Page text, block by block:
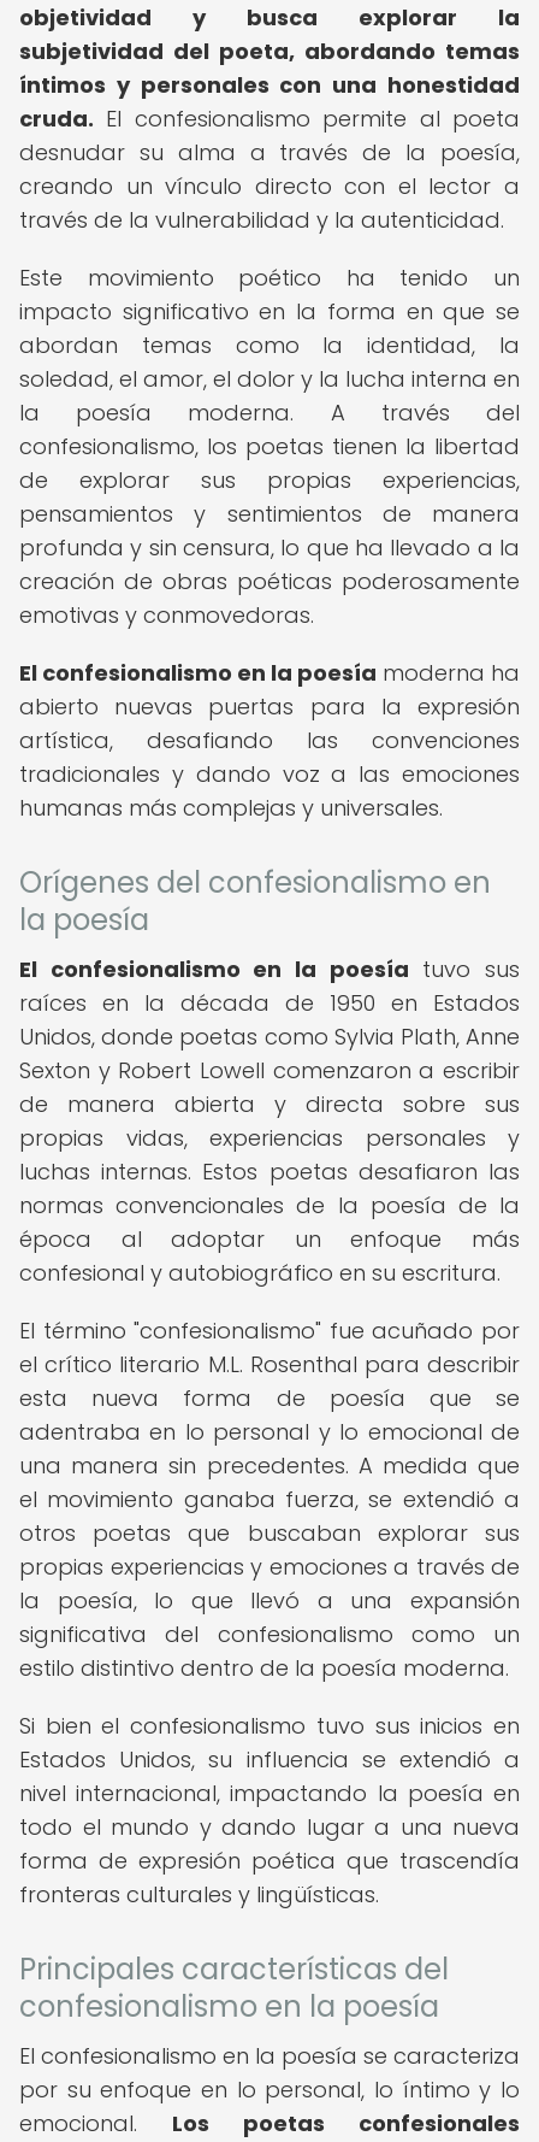
objetividad y busca explorar la
subjetividad del poeta, abordando temas
íntimos y personales con una honestidad
cruda. El confesionalismo permite al poeta
desnudar su alma a través de la poesía,
creando un vínculo directo con el lector a
través de la vulnerabilidad y la autenticidad.
Este movimiento poético ha tenido un
impacto significativo en la forma en que se
abordan temas como la identidad, la
soledad, el amor, el dolor y la lucha interna en
la poesía moderna. A través del
confesionalismo, los poetas tienen la libertad
de explorar sus propias experiencias,
pensamientos y sentimientos de manera
profunda y sin censura, lo que ha llevado a la
creación de obras poéticas poderosamente
emotivas y conmovedoras.
El confesionalismo en la poesía moderna ha
abierto nuevas puertas para la expresión
artística, desafiando las convenciones
tradicionales y dando voz a las emociones
humanas más complejas y universales.
Orígenes del confesionalismo en
la poesía
El confesionalismo en la poesía tuvo sus
raíces en la década de 1950 en Estados
Unidos, donde poetas como Sylvia Plath, Anne
Sexton y Robert Lowell comenzaron a escribir
de manera abierta y directa sobre sus
propias vidas, experiencias personales y
luchas internas. Estos poetas desafiaron las
normas convencionales de la poesía de la
época al adoptar un enfoque más
confesional y autobiográfico en su escritura.
El término "confesionalismo" fue acuñado por
el crítico literario M.L. Rosenthal para describir
esta nueva forma de poesía que se
adentraba en lo personal y lo emocional de
una manera sin precedentes. A medida que
el movimiento ganaba fuerza, se extendió a
otros poetas que buscaban explorar sus
propias experiencias y emociones a través de
la poesía, lo que llevó a una expansión
significativa del confesionalismo como un
estilo distintivo dentro de la poesía moderna.
Si bien el confesionalismo tuvo sus inicios en
Estados Unidos, su influencia se extendió a
nivel internacional, impactando la poesía en
todo el mundo y dando lugar a una nueva
forma de expresión poética que trascendía
fronteras culturales y lingüísticas.
Principales características del
confesionalismo en la poesía
El confesionalismo en la poesía se caracteriza
por su enfoque en lo personal, lo íntimo y lo
emocional. Los poetas confesionales